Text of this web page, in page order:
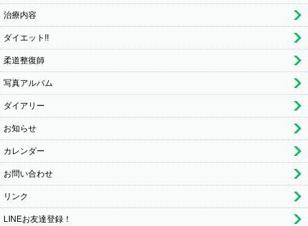
治療内容
ダイエット!!
柔道整復師
写真アルバム
ダイアリー
お知らせ
カレンダー
お問い合わせ
リンク
LINEお友達登録！